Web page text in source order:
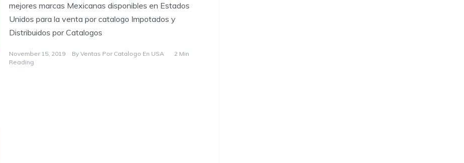
mejores marcas Mexicanas disponibles en Estados
Unidos para la venta por catalogo Impotados y
Distribuidos por Catalogos
November 15, 2019 By Ventas Por Catalogo En USA
2 Min
Reading